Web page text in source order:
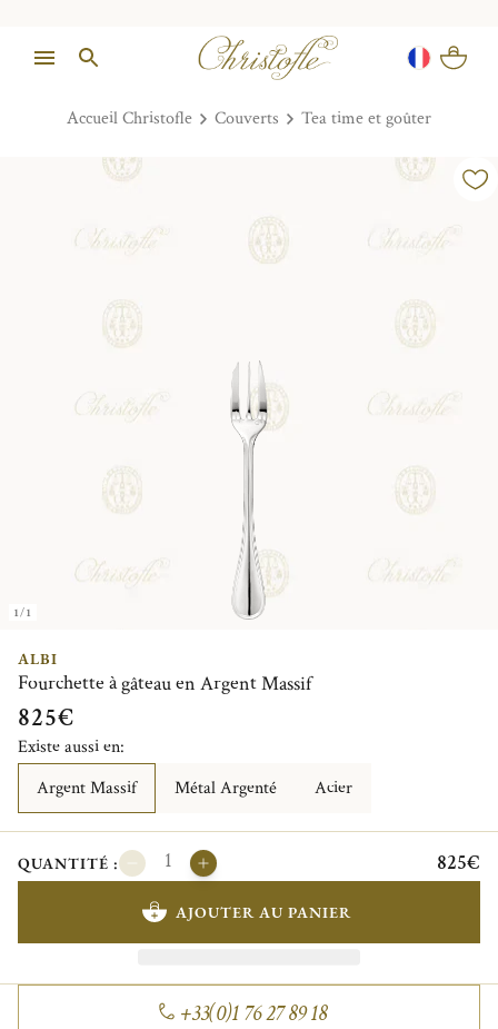
Accueil Christofle Couverts Tea time et goûter
1/1
ALBI
Fourchette à gâteau en Argent Massif
825€
Existe aussi en:
Argent Massif
Métal Argenté Acier
QUANTITÉ : 825€
AJOUTER AU PANIER
+33(0)1 76 27 89 18